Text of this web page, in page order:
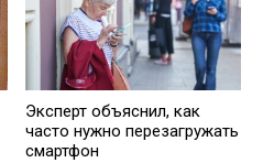
Эксперт объяснил, как
часто нужно перезагружать
смартфон